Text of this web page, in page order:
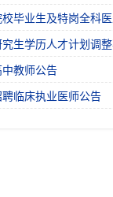
毕业生及特岗全科
生学历人才计划调
教师公告
临床执业医师公告